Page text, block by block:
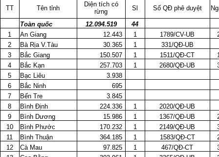
TT Tên tỉnh
Diện tích có
rừng
Sl Số QĐ phê duyệt
Toàn quốc 12.094.519
44
1
An Giang 12.443 1 1789/CV-UB
2
Bà Rịa V.Tàu 30.365 1
331/QĐ-UB
3
Bắc Giang 150.507 1 1511/QĐ-CT
4
Bắc Kạn 257.703 1 2680/QĐ-UB
5
Bạc Liêu
3.938
6
Bắc Ninh
695
7
Bến Tre
3.845
8
Bình Định 224.336 1
2020/QĐ-UB
9
Bình Dương 15.986 1 1367/QĐ-UB
10
Bình Phước 170.232 1 2149/QĐ-UB
11
Bình Thuận 364.185 1 1583/QĐ-CT
12
Cà Mau 97.825 1 467/QĐ-CT